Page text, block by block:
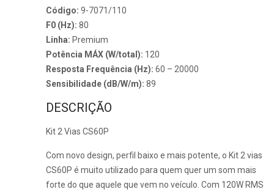
Código: 9-7071/110
F0 (Hz): 80
Linha: Premium
Potência MÁX (W/total): 120
Resposta Frequência (Hz): 60 – 20000
Sensibilidade (dB/W/m): 89
DESCRIÇÃO
Kit 2 Vias CS60P
Com novo design, perfil baixo e mais potente, o Kit 2 vias
CS60P é muito utilizado para quem quer um som mais
forte do que aquele que vem no veículo. Com 120W RMS